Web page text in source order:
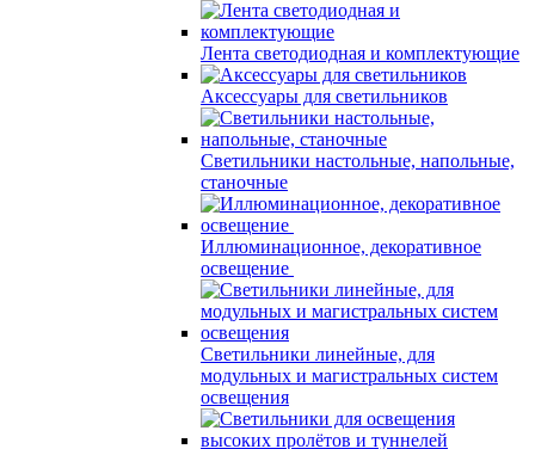
Лента светодиодная и комплектующие
Аксессуары для светильников
Светильники настольные, напольные,
станочные
Иллюминационное, декоративное
освещение
Светильники линейные, для
модульных и магистральных систем
освещения